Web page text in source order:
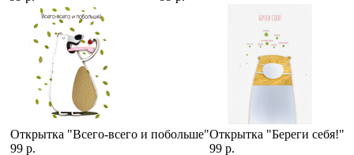
Открытка "Всего-всего и побольше"
99 р.
Открытка "Береги себя!"
99 р.